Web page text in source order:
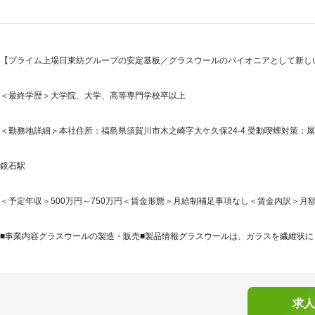
【プライム上場日東紡グループの安定基板／グラスウールのパイオニアとして新
＜最終学歴＞大学院、大学、高等専門学校卒以上
＜勤務地詳細＞本社住所：福島県須賀川市木之崎字大ケ久保24-4 受動喫煙対策：
鏡石駅
＜予定年収＞500万円～750万円＜賃金形態＞月給制補足事項なし＜賃金内訳＞月
■事業内容グラスウールの製造・販売■製品情報グラスウールは、ガラスを繊維状
求